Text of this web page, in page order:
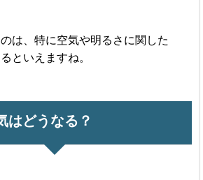
は、特に空気や明るさに関した
といえますね。
はどうなる？